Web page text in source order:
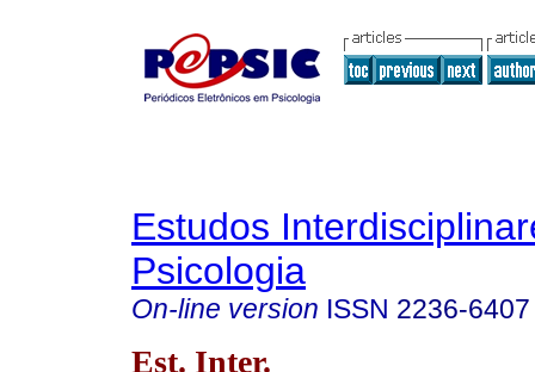
Estudos
Psicologia
On-line version ISSN 2236-6407
Est. Inter.